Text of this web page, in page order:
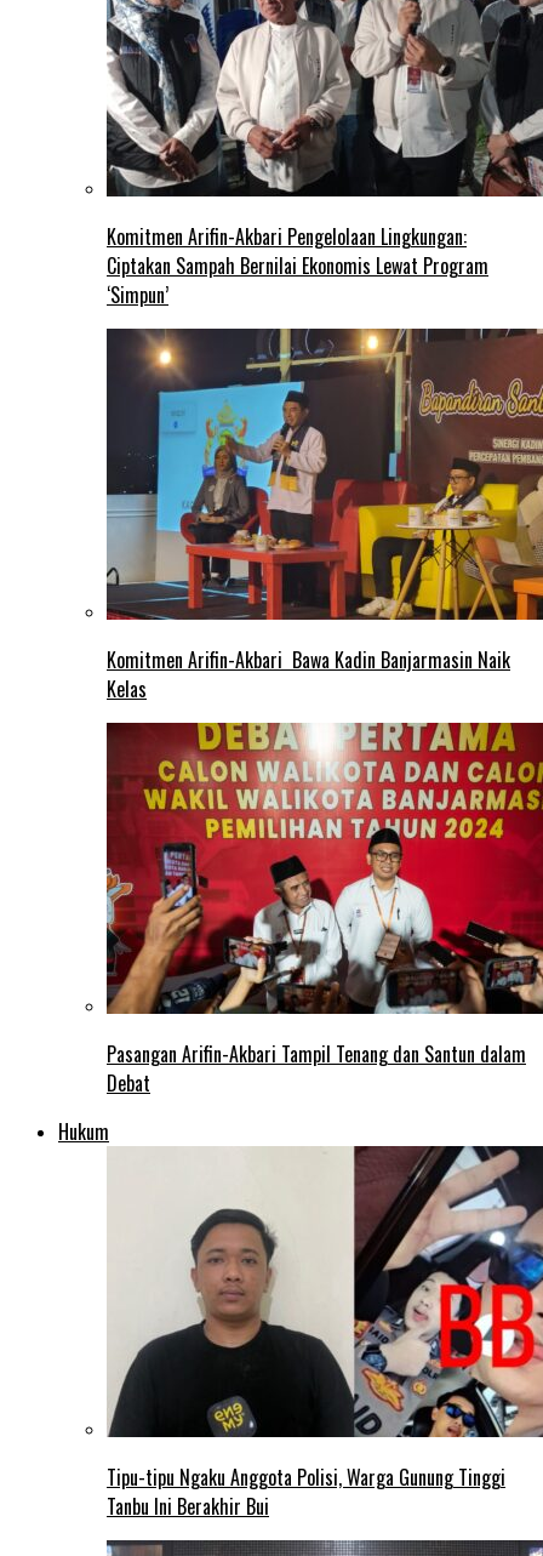
Komitmen Arifin-Akbari Pengelolaan Lingkungan:
Ciptakan Sampah Bernilai Ekonomis Lewat Program
‘Simpun’
Komitmen Arifin-Akbari Bawa Kadin Banjarmasin Naik
Kelas
Pasangan Arifin-Akbari Tampil Tenang dan Santun dalam
Debat
Hukum
Tipu-tipu Ngaku Anggota Polisi, Warga Gunung Tinggi
Tanbu Ini Berakhir Bui